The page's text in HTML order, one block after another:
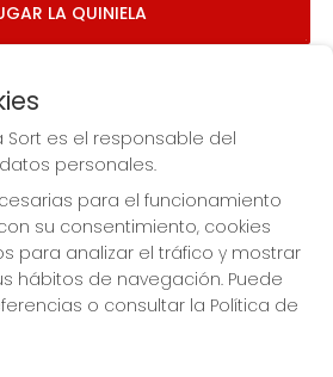
LA QUINIELA
LA SORT
Sort es el responsable del
personales.
para el funcionamiento
su consentimiento, cookies
para analizar el tráfico y mostrar
hábitos de navegación. Puede
o consultar la Política de